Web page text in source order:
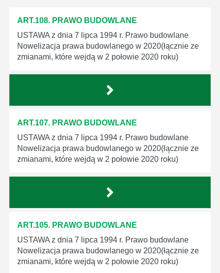
ART.108. PRAWO BUDOWLANE
USTAWA z dnia 7 lipca 1994 r. Prawo budowlane
Nowelizacja prawa budowlanego w 2020(łącznie ze
zmianami, które wejdą w 2 połowie 2020 roku)
ART.107. PRAWO BUDOWLANE
USTAWA z dnia 7 lipca 1994 r. Prawo budowlane
Nowelizacja prawa budowlanego w 2020(łącznie ze
zmianami, które wejdą w 2 połowie 2020 roku)
ART.105. PRAWO BUDOWLANE
USTAWA z dnia 7 lipca 1994 r. Prawo budowlane
Nowelizacja prawa budowlanego w 2020(łącznie ze
zmianami, które wejdą w 2 połowie 2020 roku)